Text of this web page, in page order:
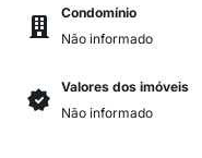
Condomínio
Não informado
Valores dos imóveis
Não informado